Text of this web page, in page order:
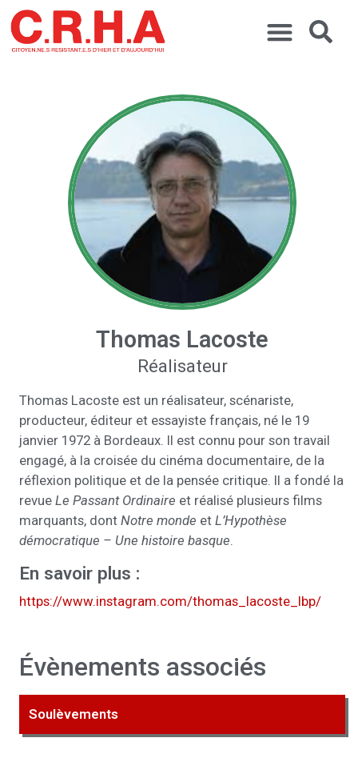
Thomas Lacoste
Réalisateur
Thomas Lacoste est un réalisateur, scénariste,
producteur, éditeur et essayiste français, né le 19
janvier 1972 à Bordeaux. Il est connu pour son travail
engagé, à la croisée du cinéma documentaire, de la
réflexion politique et de la pensée critique. Il a fondé la
revue Le Passant Ordinaire et réalisé plusieurs films
marquants, dont Notre monde et L’Hypothèse
démocratique – Une histoire basque.
En savoir plus :
https://www.instagram.com/thomas_lacoste_lbp/
Évènements associés
Soulèvements